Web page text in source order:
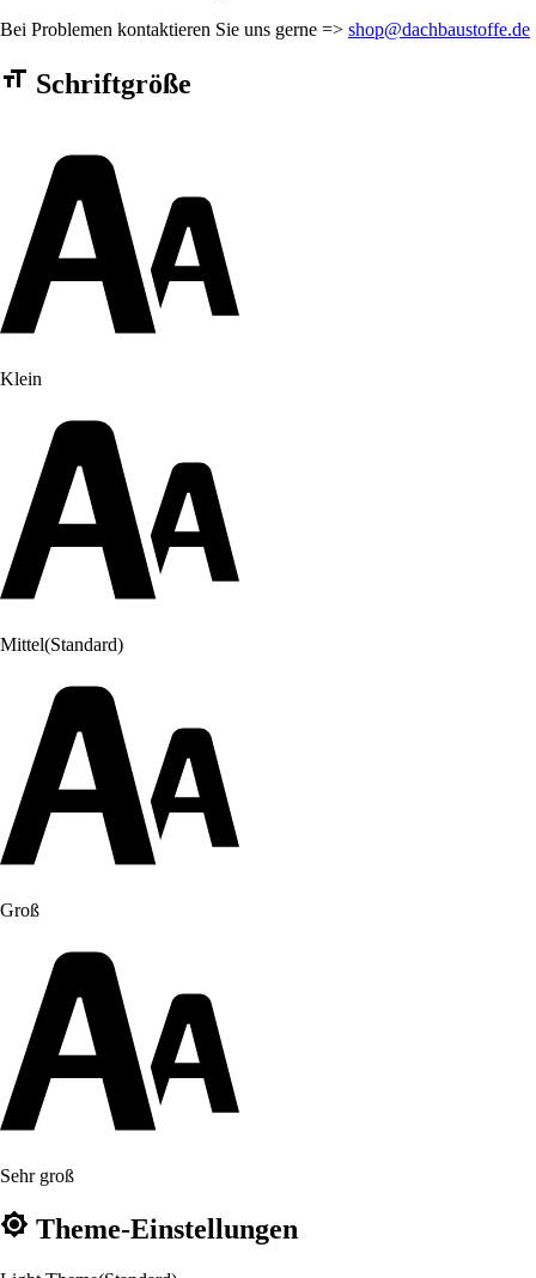
Bei Problemen kontaktieren Sie uns gerne => shop@dachbaustoffe.de
Barrierefreiheit Einstellungen Formular
Schriftgröße
Klein
Mittel(Standard)
Groß
Sehr groß
Theme-Einstellungen